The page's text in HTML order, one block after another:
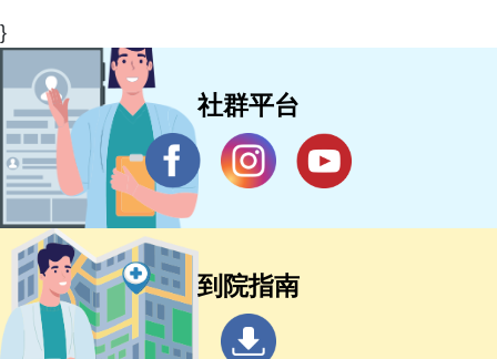
}
社群平台
到院指南